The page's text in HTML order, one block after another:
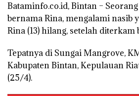
Bataminfo.co.id, Bintan –
bernama Rina, mengalami nasib
Rina (13) hilang, setelah diterkam
Tepatnya di Sungai Mangrove,
Kabupaten Bintan, Kepulauan
(25/4).